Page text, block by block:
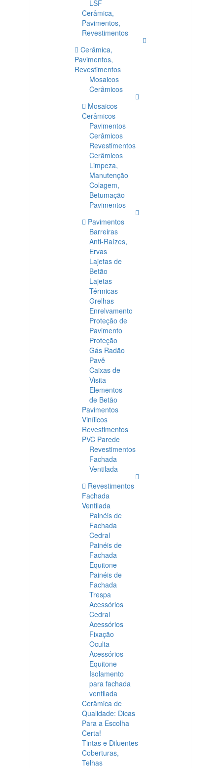
LSF
Cerâmica,
Pavimentos,
Revestimentos
Cerâmica,
Pavimentos,
Revestimentos
Mosaicos
Cerâmicos
Mosaicos
Cerâmicos
Pavimentos
Cerâmicos
Revestimentos
Cerâmicos
Limpeza,
Manutenção
Colagem,
Betumação
Pavimentos
Pavimentos
Barreiras
Anti-Raízes,
Ervas
Lajetas de
Betão
Lajetas
Térmicas
Grelhas
Enrelvamento
Proteção de
Pavimento
Proteção
Gás Radão
Pavê
Caixas de
Visita
Elementos
de Betão
Pavimentos
Vinílicos
Revestimentos
PVC Parede
Revestimentos
Fachada
Ventilada
Revestimentos
Fachada
Ventilada
Painéis de
Fachada
Cedral
Painéis de
Fachada
Equitone
Painéis de
Fachada
Trespa
Acessórios
Cedral
Acessórios
Fixação
Oculta
Acessórios
Equitone
Isolamento
para fachada
ventilada
Cerâmica de
Qualidade: Dicas
Para a Escolha
Certa!
Tintas e Diluentes
Coberturas,
Telhas